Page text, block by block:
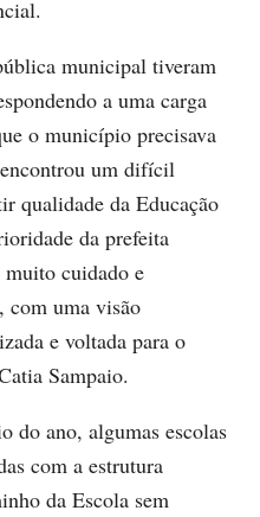
municipal tiveram
a uma carga
o município precisava
um difícil
qualidade da Educação
da prefeita
cuidado e
com uma visão
e voltada para o
Sampaio.
do ano, algumas escolas
com a estrutura
da Escola sem